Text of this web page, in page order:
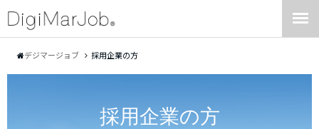
デジマージョブ 採用企業の方
採用企業の方